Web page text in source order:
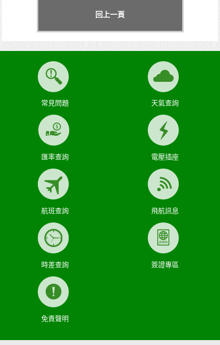
回上一頁
常見問題 天氣查詢
匯率查詢 電壓插座
航班查詢 飛航訊息
時差查詢 簽證專區
免責聲明